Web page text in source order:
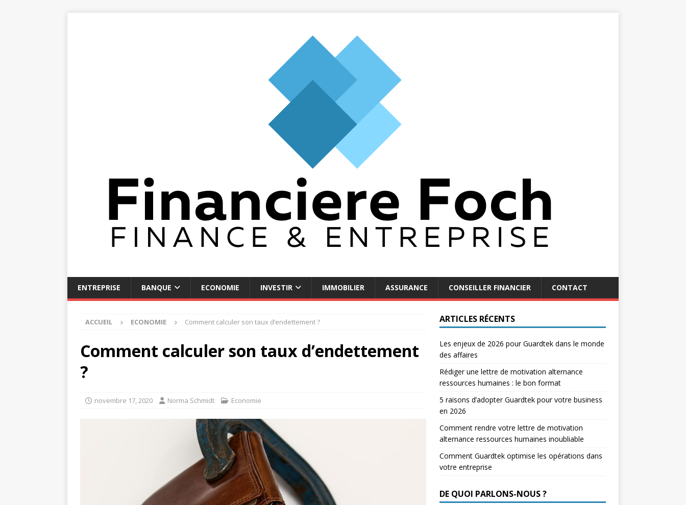
ENTREPRISE BANQUE ECONOMIE INVESTIR IMMOBILIER ASSURANCE CONSEILLER FINANCIER CONTACT
ACCUEIL ECONOMIE Comment calculer son taux d’endettement ?
Comment calculer son taux d’endettement
?
novembre 17, 2020 Norma Schmidt Economie
ARTICLES RÉCENTS
Les enjeux de 2026 pour Guardtek dans le monde
des affaires
Rédiger une lettre de motivation alternance
ressources humaines : le bon format
5 raisons d’adopter Guardtek pour votre business
en 2026
Comment rendre votre lettre de motivation
alternance ressources humaines inoubliable
Comment Guardtek optimise les opérations dans
votre entreprise
DE QUOI PARLONS-NOUS ?